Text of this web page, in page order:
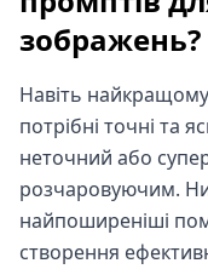
зображень?
Навіть
потрібні точні та
неточний або
розчаровуючим.
найпоширеніші
створення